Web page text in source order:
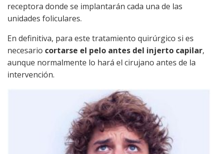
receptora donde se implantarán cada una de las
unidades foliculares.
En definitiva, para este tratamiento quirúrgico si es
necesario cortarse el pelo antes del injerto capilar,
aunque normalmente lo hará el cirujano antes de la
intervención.